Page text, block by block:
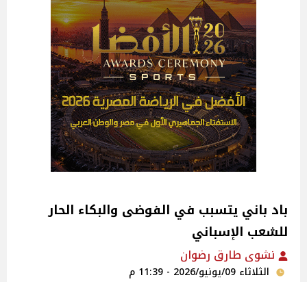
باد باني يتسبب في الفوضى والبكاء الحار
للشعب الإسباني
نشوى طارق رضوان
الثلاثاء 09/يونيو/2026 - 11:39 م